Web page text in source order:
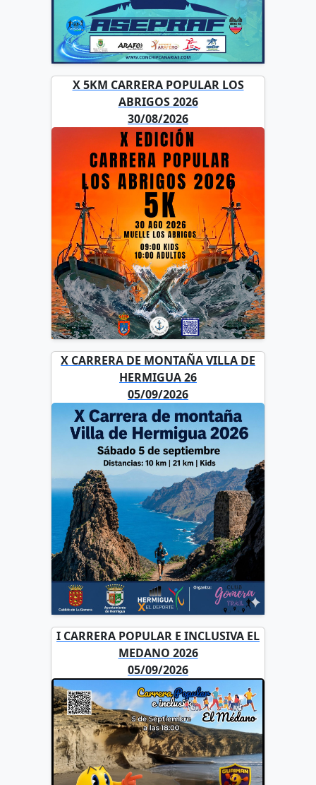
X 5KM CARRERA POPULAR LOS
ABRIGOS 2026
30/08/2026
X CARRERA DE MONTAÑA VILLA DE
HERMIGUA 26
05/09/2026
I CARRERA POPULAR E INCLUSIVA EL
MEDANO 2026
05/09/2026